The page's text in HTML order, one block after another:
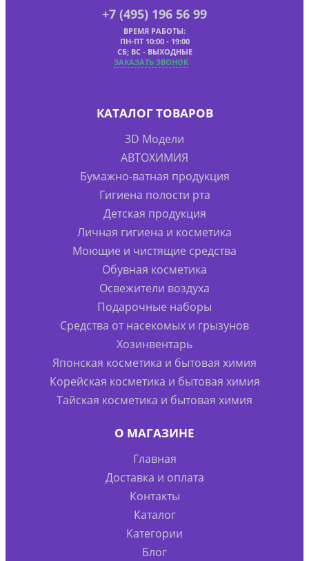
+7 (495) 196 56 99
ВРЕМЯ РАБОТЫ:
ПН-ПТ 10:00 - 19:00
СБ; ВС - ВЫХОДНЫЕ
ЗАКАЗАТЬ ЗВОНОК
КАТАЛОГ ТОВАРОВ
3D Модели
АВТОХИМИЯ
Бумажно-ватная продукция
Гигиена полости рта
Детская продукция
Личная гигиена и косметика
Моющие и чистящие средства
Обувная косметика
Освежители воздуха
Подарочные наборы
Средства от насекомых и грызунов
Хозинвентарь
Японская косметика и бытовая химия
Корейская косметика и бытовая химия
Тайская косметика и бытовая химия
О МАГАЗИНЕ
Главная
Доставка и оплата
Контакты
Каталог
Категории
Блог